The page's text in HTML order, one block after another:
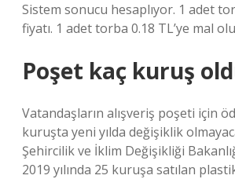
Sistem sonucu hesaplıyor. 1 adet
fiyatı. 1 adet torba 0.18 TL’ye mal
Poşet kaç kuruş
Vatandaşların alışveriş poşeti için
kuruşta yeni yılda değişiklik
Şehircilik ve İklim Değişikliği
2019 yılında 25 kuruşa satılan